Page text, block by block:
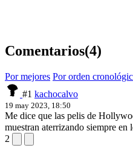
Comentarios(4)
Por mejores Por orden
#1 kachocalvo
19 may 2023, 18:50
Me dice que las pelis de
muestran aterrizando siempre
2